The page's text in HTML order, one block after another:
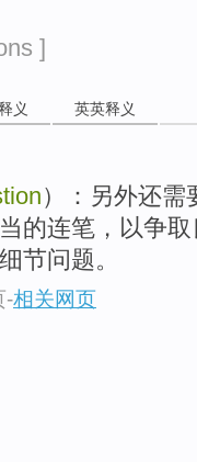
]
义 英英释义
）：另外还需
的连笔，以争
节问题。
-相关网页